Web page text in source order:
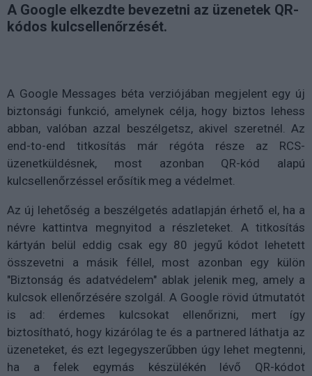
A Google elkezdte bevezetni az üzenetek QR-
kódos kulcsellenőrzését.
A Google Messages béta verziójában megjelent egy új
biztonsági funkció, amelynek célja, hogy biztos lehess
abban, valóban azzal beszélgetsz, akivel szeretnél. Az
end-to-end titkosítás már régóta része az RCS-
üzenetküldésnek, most azonban QR-kód alapú
kulcsellenőrzéssel erősítik meg a védelmet.
Az új lehetőség a beszélgetés adatlapján érhető el, ha a
névre kattintva megnyitod a részleteket. A titkosítás
kártyán belül eddig csak egy 80 jegyű kódot lehetett
összevetni a másik féllel, most azonban egy külön
"Biztonság és adatvédelem" ablak jelenik meg, amely a
kulcsok ellenőrzésére szolgál. A Google rövid útmutatót
is ad: érdemes kulcsokat ellenőrizni, mert így
biztosítható, hogy kizárólag te és a partnered láthatja az
üzeneteket, és ezt legegyszerűbben úgy lehet megtenni,
ha a felek egymás készülékén lévő QR-kódot